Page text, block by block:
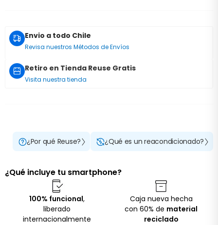
Envio a todo Chile
Revisa nuestros Métodos de Envíos
Retiro en Tienda Reuse Gratis
Visita nuestra tienda
¿Por qué Reuse? ¿Qué es un reacondicionado?
¿Qué incluye tu smartphone?
100% funcional,
liberado
internacionalmente
Caja nueva hecha
con 60% de material
reciclado